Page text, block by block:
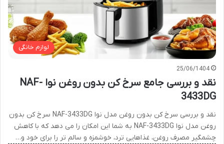
لوازم خانگی
25/06/1404
نقد و بررسی جامع سرخ کن بدون روغن نوا NAF-
3433DG
نقد و بررسی سرخ کن بدون روغن مدل نوا NAF-3433DG سرخ کن بدون
روغن مدل نوا NAF-3433DG به شما این امکان را می دهد که با کاهش
چشمگیر مصرف روغن، غذاهایی ترد، خوشمزه و سالم تر را برای خود و…